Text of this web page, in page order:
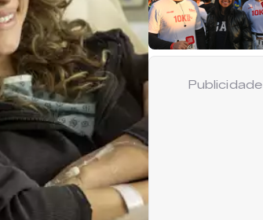
Publicidade